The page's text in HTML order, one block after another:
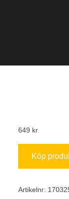
649 kr
Köp
Artikelnr: